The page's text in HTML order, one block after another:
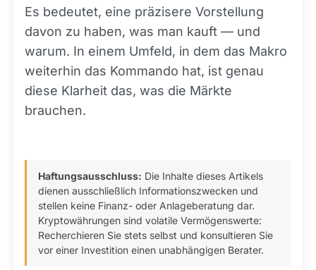
Es bedeutet, eine präzisere Vorstellung
davon zu haben, was man kauft — und
warum. In einem Umfeld, in dem das Makro
weiterhin das Kommando hat, ist genau
diese Klarheit das, was die Märkte
brauchen.
Haftungsausschluss: Die Inhalte dieses Artikels
dienen ausschließlich Informationszwecken und
stellen keine Finanz- oder Anlageberatung dar.
Kryptowährungen sind volatile Vermögenswerte:
Recherchieren Sie stets selbst und konsultieren Sie
vor einer Investition einen unabhängigen Berater.